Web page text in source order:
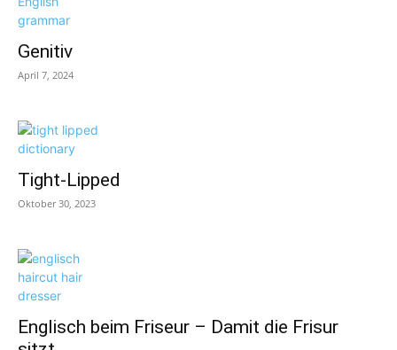
Genitiv
April 7, 2024
Tight-Lipped
Oktober 30, 2023
Englisch beim Friseur – Damit die Frisur